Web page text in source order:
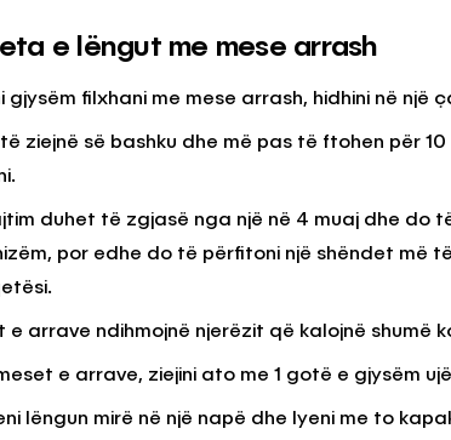
e lëngut me mese arrash
gjysëm filxhani me mese arrash, hidhini në një
të ziejnë së bashku dhe më pas të ftohen për
duhet të zgjasë nga një në 4 muaj dhe do
por edhe do të përfitoni një shëndet më
e arrave ndihmojnë njerëzit që kalojnë shumë
e arrave, ziejini ato me 1 gotë e gjysëm
lëngun mirë në një napë dhe lyeni me to